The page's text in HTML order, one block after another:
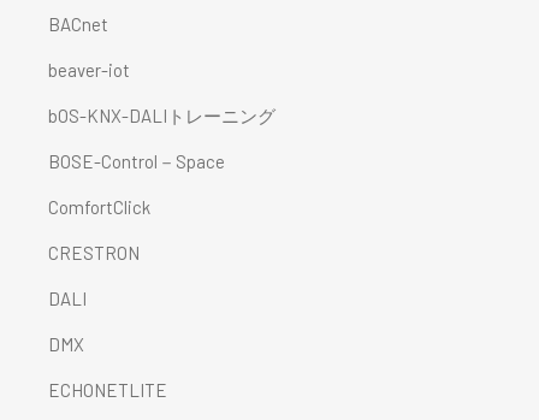
BACnet
beaver-iot
bOS-KNX-DALIトレーニング
BOSE-Control－Space
ComfortClick
CRESTRON
DALI
DMX
ECHONETLITE